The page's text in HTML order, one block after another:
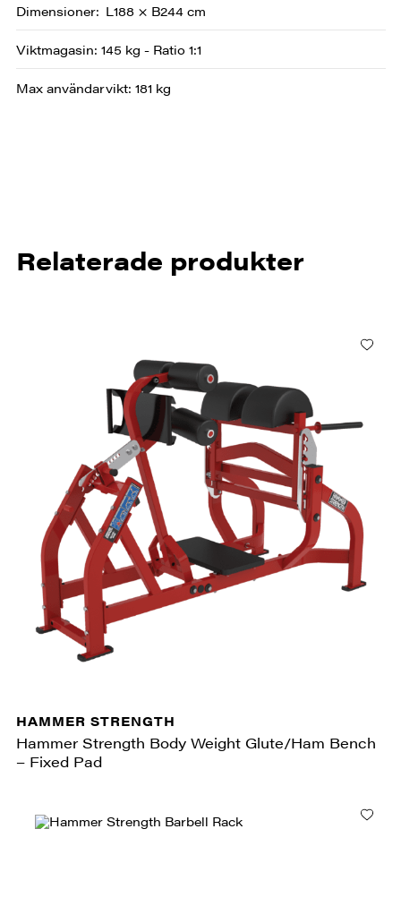
Dimensioner L188 × B244 cm
Viktmagasin: 145 kg - Ratio 1:1
Max användarvikt: 181 kg
Relaterade produkter
HAMMER STRENGTH
Hammer Strength Body Weight Glute/Ham Bench
– Fixed Pad